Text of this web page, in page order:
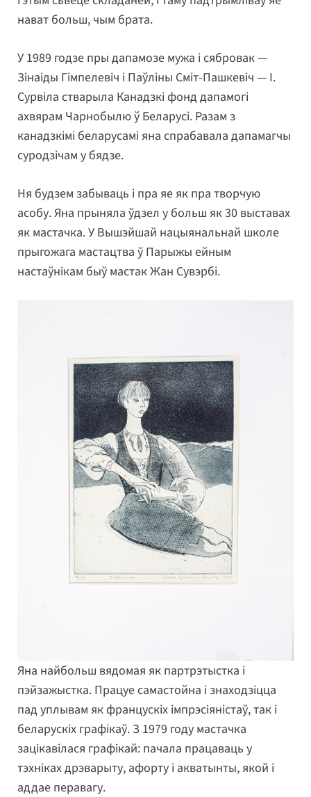
нават больш, чым брата.
У 1989 годзе пры дапамозе мужа і сябровак —
Зінаіды Гімпелевіч і Паўліны Сміт-Пашкевіч — І.
Сурвіла стварыла Канадзкі фонд дапамогі
ахвярам Чарнобылю ў Беларусі. Разам з
канадзкімі беларусамі яна спрабавала дапамагчы
суродзічам у бядзе.
Ня будзем забываць і пра яе як пра творчую
асобу. Яна прыняла ўдзел у больш як 30 выставах
як мастачка. У Вышэйшай нацыянальнай школе
прыгожага мастацтва ў Парыжы ейным
настаўнікам быў мастак Жан Сувэрбі.
Яна найбольш вядомая як партрэтыстка і
пэйзажыстка. Працуе самастойна і знаходзіцца
пад уплывам як францускіх імпрэсіяністаў, так і
беларускіх графікаў. З 1979 году мастачка
зацікавілася графікай: пачала працаваць у
тэхніках дрэварыту, афорту і акватынты, якой і
аддае перавагу.